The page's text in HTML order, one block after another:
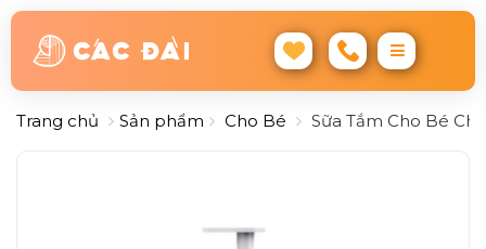
Trang chủ Sản phẩm Cho Bé Sữa Tắm Cho Bé